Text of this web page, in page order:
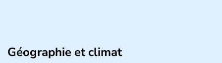
Géographie et climat